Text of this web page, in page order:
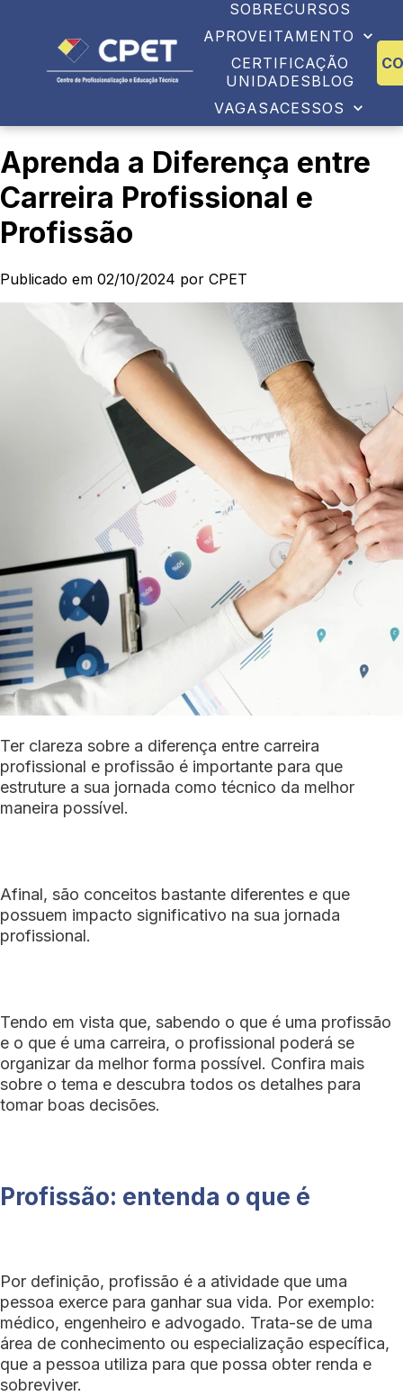
SOBRECURSOS
APROVEITAMENTO
CERTIFICAÇÃO
UNIDADESBLOG
VAGASACESSOS
Aprenda a Diferença entre
Carreira Profissional e
Profissão
Publicado em 02/10/2024 por CPET
Ter clareza sobre a diferença entre carreira
profissional e profissão é importante para que
estruture a sua jornada como técnico da melhor
maneira possível.
Afinal, são conceitos bastante diferentes e que
possuem impacto significativo na sua jornada
profissional.
Tendo em vista que, sabendo o que é uma profissão
e o que é uma carreira, o profissional poderá se
organizar da melhor forma possível. Confira mais
sobre o tema e descubra todos os detalhes para
tomar boas decisões.
Profissão: entenda o que é
Por definição, profissão é a atividade que uma
pessoa exerce para ganhar sua vida. Por exemplo:
médico, engenheiro e advogado. Trata-se de uma
área de conhecimento ou especialização específica,
que a pessoa utiliza para que possa obter renda e
sobreviver.